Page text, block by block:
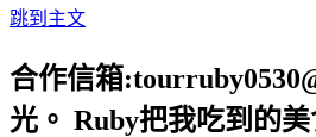
跳到主文
合作信箱
光。 Ruby把我吃到的